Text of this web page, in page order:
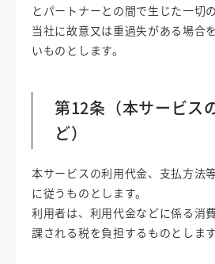
とパートナーとの間で生じた一切
当社に故意又は重過失がある場合
いものとします。
第12条（本サービス
ど）
本サービスの利用代金、支払方法
に従うものとします。
利用者は、利用代金などに係る消
課される税を負担するものとします